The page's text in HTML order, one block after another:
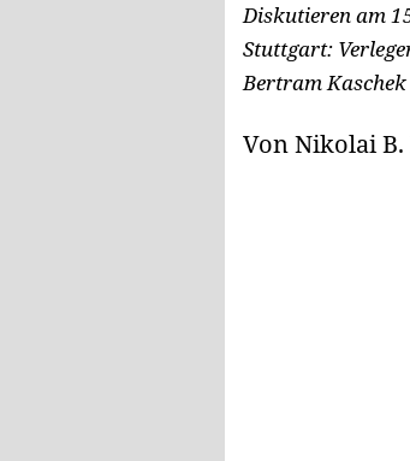
Diskutieren am
Stuttgart:
Bertram Kaschek
Von Nikolai